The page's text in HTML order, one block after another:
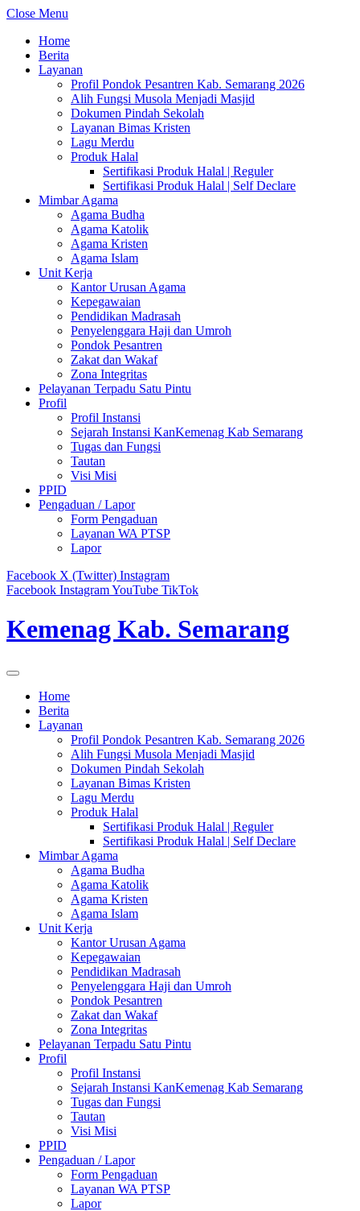
Close Menu
Home
Berita
Layanan
Profil Pondok Pesantren Kab. Semarang 2026
Alih Fungsi Musola Menjadi Masjid
Dokumen Pindah Sekolah
Layanan Bimas Kristen
Lagu Merdu
Produk Halal
Sertifikasi Produk Halal | Reguler
Sertifikasi Produk Halal | Self Declare
Mimbar Agama
Agama Budha
Agama Katolik
Agama Kristen
Agama Islam
Unit Kerja
Kantor Urusan Agama
Kepegawaian
Pendidikan Madrasah
Penyelenggara Haji dan Umroh
Pondok Pesantren
Zakat dan Wakaf
Zona Integritas
Pelayanan Terpadu Satu Pintu
Profil
Profil Instansi
Sejarah Instansi KanKemenag Kab Semarang
Tugas dan Fungsi
Tautan
Visi Misi
PPID
Pengaduan / Lapor
Form Pengaduan
Layanan WA PTSP
Lapor
Facebook X (Twitter) Instagram
Facebook InstagramYouTube TikTok
Kemenag Kab. Semarang
Home
Berita
Layanan
Profil Pondok Pesantren Kab. Semarang 2026
Alih Fungsi Musola Menjadi Masjid
Dokumen Pindah Sekolah
Layanan Bimas Kristen
Lagu Merdu
Produk Halal
Sertifikasi Produk Halal | Reguler
Sertifikasi Produk Halal | Self Declare
Mimbar Agama
Agama Budha
Agama Katolik
Agama Kristen
Agama Islam
Unit Kerja
Kantor Urusan Agama
Kepegawaian
Pendidikan Madrasah
Penyelenggara Haji dan Umroh
Pondok Pesantren
Zakat dan Wakaf
Zona Integritas
Pelayanan Terpadu Satu Pintu
Profil
Profil Instansi
Sejarah Instansi KanKemenag Kab Semarang
Tugas dan Fungsi
Tautan
Visi Misi
PPID
Pengaduan / Lapor
Form Pengaduan
Layanan WA PTSP
Lapor